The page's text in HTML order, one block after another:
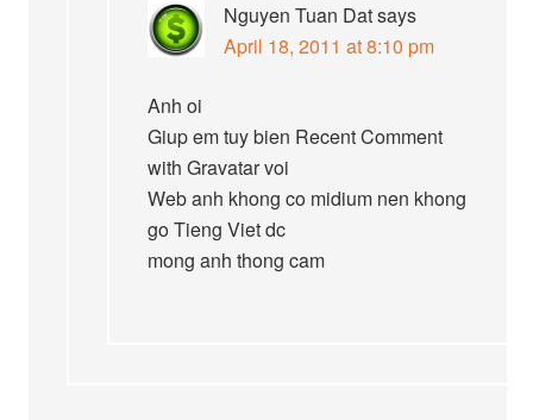
Nguyen Tuan Datsays
April 18, 2011 at 8:10 pm
Anh oi
Giup em tuy bien Recent Comment
with Gravatar voi
Web anh khong co midium nen khong
go Tieng Viet dc
mong anh thong cam